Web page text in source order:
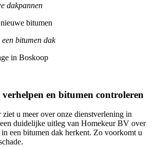
dakpannen
bitumen dak
en bitumen controleren
ziet u meer over onze dienstverlening in
duidelijke uitleg van Homekeur BV over
een bitumen dak herkent. Zo voorkomt u